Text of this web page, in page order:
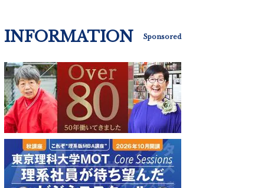
INFORMATION Sponsored